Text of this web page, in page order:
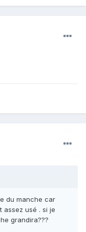
du manche car
assez usé . si je
grandira???